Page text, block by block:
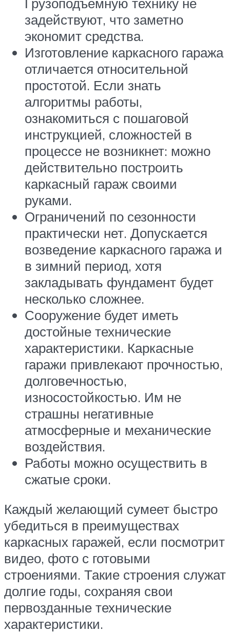
Грузоподъемную технику не
задействуют, что заметно
экономит средства.
Изготовление каркасного гаража
отличается относительной
простотой. Если знать
алгоритмы работы,
ознакомиться с пошаговой
инструкцией, сложностей в
процессе не возникнет: можно
действительно построить
каркасный гараж своими
руками.
Ограничений по сезонности
практически нет. Допускается
возведение каркасного гаража и
в зимний период, хотя
закладывать фундамент будет
несколько сложнее.
Сооружение будет иметь
достойные технические
характеристики. Каркасные
гаражи привлекают прочностью,
долговечностью,
износостойкостью. Им не
страшны негативные
атмосферные и механические
воздействия.
Работы можно осуществить в
сжатые сроки.
Каждый желающий сумеет быстро
убедиться в преимуществах
каркасных гаражей, если посмотрит
видео, фото с готовыми
строениями. Такие строения служат
долгие годы, сохраняя свои
первозданные технические
характеристики.